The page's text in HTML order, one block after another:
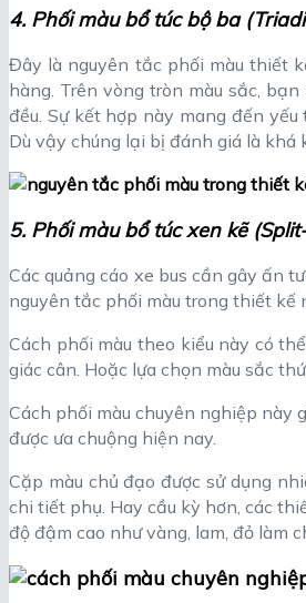
4. Phối màu bổ túc bộ ba
Đây là nguyên tắc phối màu thiết
hàng. Trên vòng tròn màu sắc,
đều. Sự kết hợp này mang đến
Dù vậy chúng lại bị đánh giá là
5. Phối màu bổ túc xen kẽ
Các quảng cáo xe bus cần gây ấn
nguyên tắc phối màu trong thiết kế
Cách phối màu theo kiểu này có
giác cân. Hoặc lựa chọn màu sắc
Cách phối màu chuyên nghiệp này
được ưa chuộng hiện nay.
Cặp màu chủ đạo được sử dụng
chi tiết phụ. Hay cầu kỳ hơn, các
độ đậm cao như vàng, lam, đỏ làm